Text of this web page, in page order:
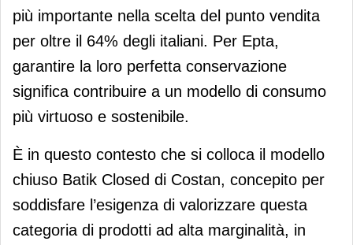
più importante nella scelta del punto vendita
per oltre il 64% degli italiani. Per Epta,
garantire la loro perfetta conservazione
significa contribuire a un modello di consumo
più virtuoso e sostenibile.
È in questo contesto che si colloca il modello
chiuso Batik Closed di Costan, concepito per
soddisfare l’esigenza di valorizzare questa
categoria di prodotti ad alta marginalità, in